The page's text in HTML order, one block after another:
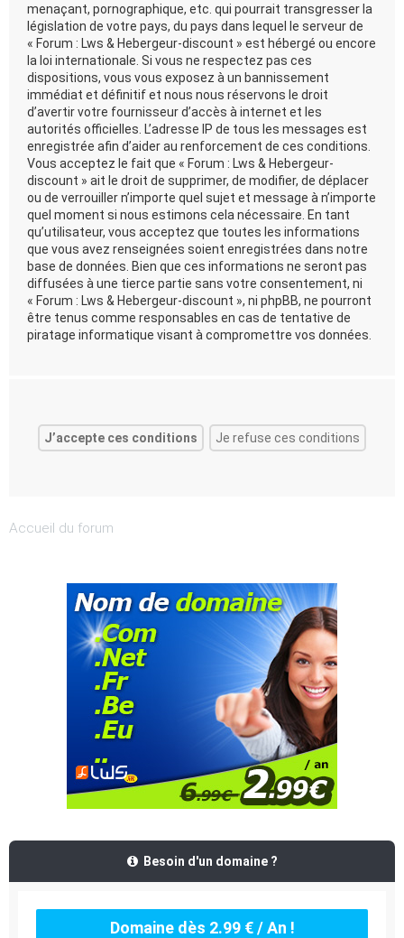
menaçant, pornographique, etc. qui pourrait transgresser la
législation de votre pays, du pays dans lequel le serveur de
« Forum : Lws & Hebergeur-discount » est hébergé ou encore
la loi internationale. Si vous ne respectez pas ces
dispositions, vous vous exposez à un bannissement
immédiat et définitif et nous nous réservons le droit
d’avertir votre fournisseur d’accès à internet et les
autorités officielles. L’adresse IP de tous les messages est
enregistrée afin d’aider au renforcement de ces conditions.
Vous acceptez le fait que « Forum : Lws & Hebergeur-
discount » ait le droit de supprimer, de modifier, de déplacer
ou de verrouiller n’importe quel sujet et message à n’importe
quel moment si nous estimons cela nécessaire. En tant
qu’utilisateur, vous acceptez que toutes les informations
que vous avez renseignées soient enregistrées dans notre
base de données. Bien que ces informations ne seront pas
diffusées à une tierce partie sans votre consentement, ni
« Forum : Lws & Hebergeur-discount », ni phpBB, ne pourront
être tenus comme responsables en cas de tentative de
piratage informatique visant à compromettre vos données.
Accueil du forum
Besoin d'un domaine ?
Domaine dès 2.99 € / An !